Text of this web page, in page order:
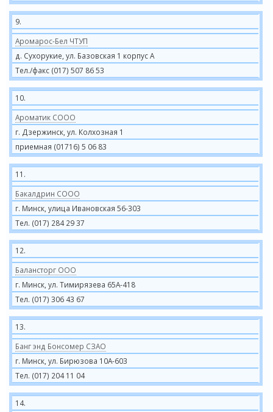
9.
Аромарос-Бел ЧТУП
д. Сухорукие, ул. Базовская 1 корпус А
Тел./факс (017) 507 86 53
10.
Ароматик СООО
г. Дзержинск, ул. Колхозная 1
приемная (01716) 5 06 83
11.
Бакалдрин СООО
г. Минск, улица Ивановская 56-303
Тел. (017) 284 29 37
12.
Балансторг ООО
г. Минск, ул. Тимирязева 65А-418
Тел. (017) 306 43 67
13.
Банг энд Бонсомер СЗАО
г. Минск, ул. Бирюзова 10А-603
Тел. (017) 204 11 04
14.